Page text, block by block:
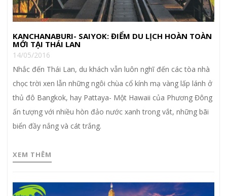
KANCHANABURI- SAIYOK: ĐIỂM DU LỊCH HOÀN TOÀN
MỚI TẠI THÁI LAN
14/05/2016
Nhắc đến Thái Lan, du khách vẫn luôn nghĩ đến các tòa nhà
chọc trời xen lẫn những ngôi chùa cổ kính mạ vàng lấp lánh ở
thủ đô Bangkok, hay Pattaya- Một Hawaii của Phương Đông
ấn tượng với nhiều hòn đảo nước xanh trong vắt, những bãi
biển đầy nắng và cát trắng.
XEM THÊM